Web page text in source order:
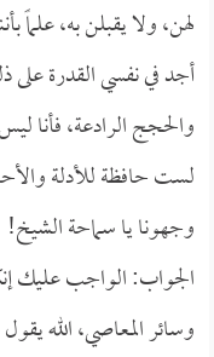
لهن، ولا يقبلن به، علماً
أجد في نفسي القدرة على
والحجج الرادعة، فأنا
لست حافظة للأدلة
وجهونا يا سماحة الشيخ!
الجواب: الواجب عليك
وسائر المعاصي، الله